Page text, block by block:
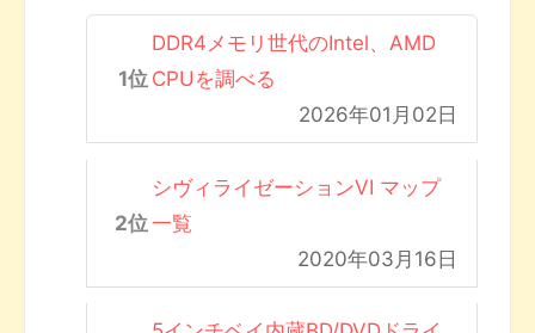
DDR4メモリ世代のIntel、AMD
CPUを調べる
2026年01月02日
シヴィライゼーションVI マップ
一覧
2020年03月16日